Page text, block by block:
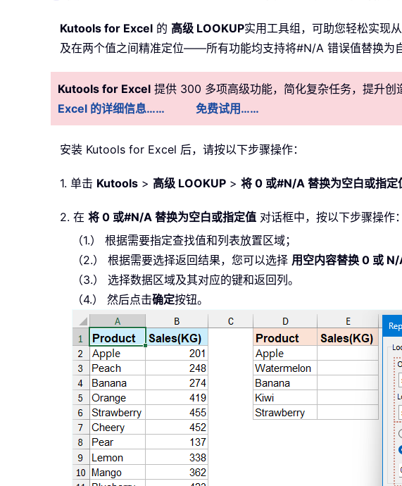
Kutools for Excel 的 高级 LOOKUP实用工具组，可助您轻松实现
及在两个值之间精准定位——所有功能均支持将#N/A 错误值替换为自
Kutools for Excel 提供 300 多项高级功能，简化复杂任务，提升创
Excel 的详细信息……
免费试用……
安装 Kutools for Excel 后，请按以下步骤操作：
1. 单击 Kutools > 高级 LOOKUP > 将 0 或#N/A 替换为空白或指定
2. 在 将 0 或#N/A 替换为空白或指定值 对话框中，按以下步骤操作：
（1.） 根据需要指定查找值和列表放置区域；
（2.） 根据需要选择返回结果，您可以选择 用空内容替换 0 或
（3.） 选择数据区域及其对应的键和返回列。
（4.） 然后点击确定按钮。